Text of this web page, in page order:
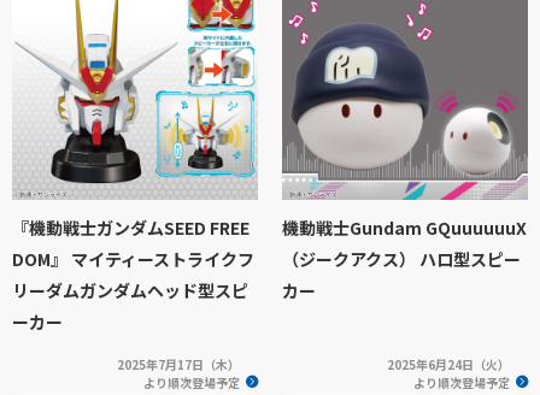
『機動戦士ガンダムSEED FREE
DOM』 マイティーストライクフ
リーダムガンダムヘッド型スピ
ーカー
2025年7月17日（木）
より順次登場予定
機動戦士Gundam GQuuuuuuX
（ジークアクス） ハロ型スピー
カー
2025年6月24日（火）
より順次登場予定